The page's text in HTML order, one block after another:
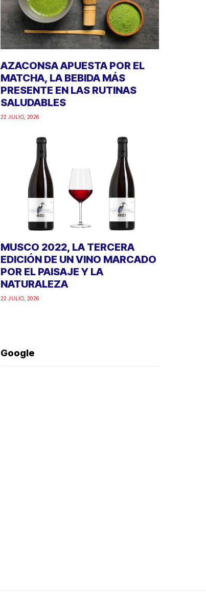
AZACONSA APUESTA POR EL
MATCHA, LA BEBIDA MÁS
PRESENTE EN LAS RUTINAS
SALUDABLES
22 JULIO, 2026
MUSCO 2022, LA TERCERA
EDICIÓN DE UN VINO MARCADO
POR EL PAISAJE Y LA
NATURALEZA
22 JULIO, 2026
Google